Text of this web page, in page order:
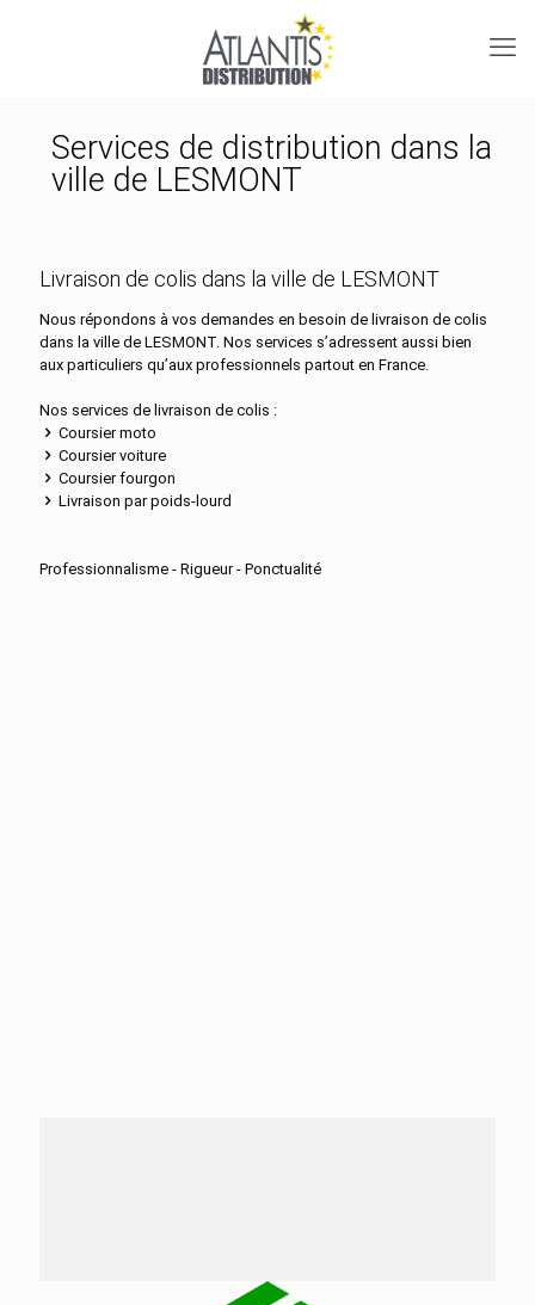
Services de distribution dans la
ville de LESMONT
Livraison de colis dans la ville de LESMONT
Nous répondons à vos demandes en besoin de livraison de colis
dans la ville de LESMONT. Nos services s’adressent aussi bien
aux particuliers qu’aux professionnels partout en France.
Nos services de livraison de colis :
Coursier moto
Coursier voiture
Coursier fourgon
Livraison par poids-lourd
Professionnalisme - Rigueur - Ponctualité